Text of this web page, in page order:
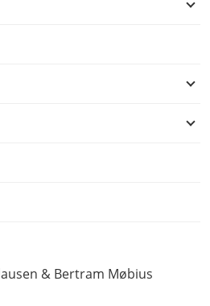
& Bertram Møbius